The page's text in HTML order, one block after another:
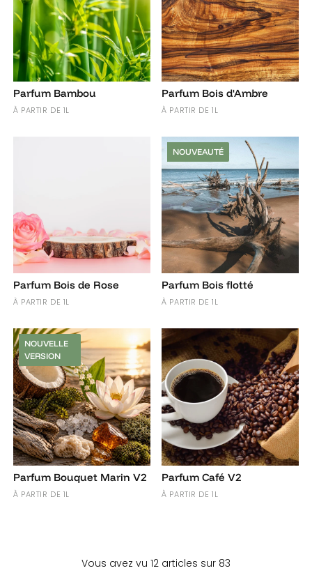
Parfum Bambou
À PARTIR DE 1L
Parfum Bois d'Ambre
À PARTIR DE 1L
Parfum Bois de Rose
À PARTIR DE 1L
NOUVEAUTÉ
Parfum Bois flotté
À PARTIR DE 1L
NOUVELLE
VERSION
Parfum Bouquet Marin V2
À PARTIR DE 1L
Parfum Café V2
À PARTIR DE 1L
Vous avez vu 12 articles sur 83